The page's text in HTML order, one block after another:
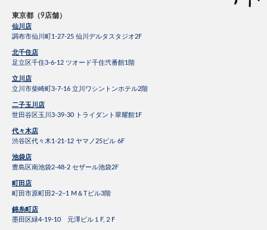
東京都（9店舗）
仙川店
調布市仙川町1-27-25 仙川デルタスタジオ2F
北千住店
足立区千住3-6-12 ツオード千住弐番館1階
立川店
立川市柴崎町3-7-16 立川ワシントンホテル2階
二子玉川店
世田谷区玉川3-39-30 トライダント翠耀館1F
代々木店
渋谷区代々木1-21-12 ヤマノ25ビル 6F
池袋店
豊島区南池袋2-48-2 セザール池袋2F
町田店
町田市原町田2−2−1 M＆Tビル3階
錦糸町店
墨田区緑4-19-10 元澤ビル１F,２F